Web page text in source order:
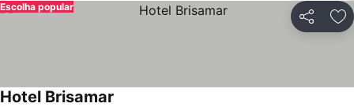
Partilhar
Escolha popular
Hotel Brisamar